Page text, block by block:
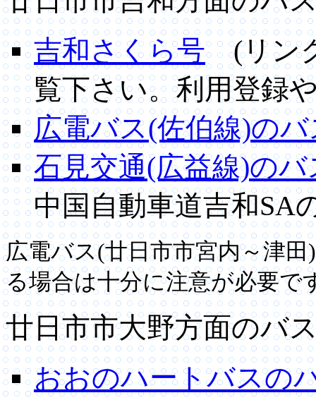
吉和さくら号(リンク
覧下さい。利用登録
広電バス(佐伯線)の
石見交通(広益線)の
中国自動車道吉和SA
広電バス(廿日市市宮内～津
る場合は十分に注意が必要で
廿日市市大野方面のバ
おおのハートバスの